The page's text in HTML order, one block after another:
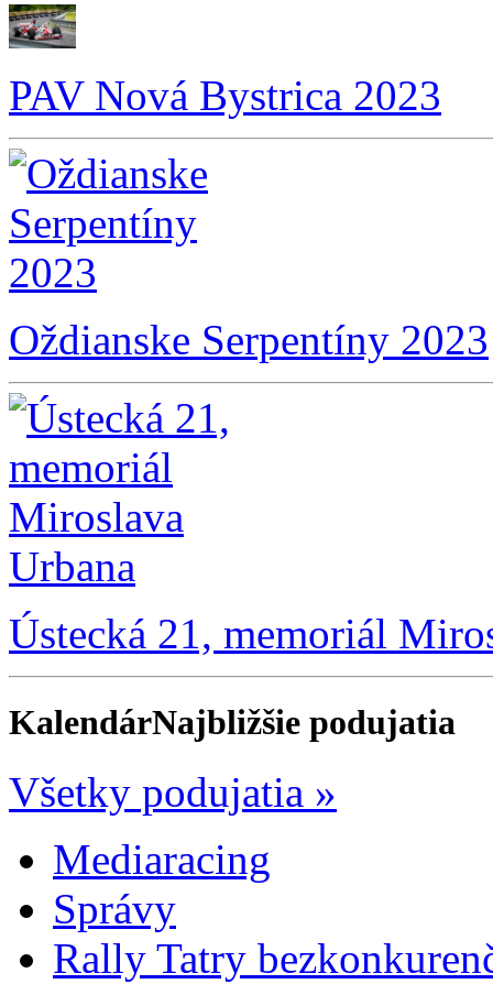
PAV Nová Bystrica 2023
Oždianske Serpentíny 2023
Ústecká 21, memoriál
KalendárNajbližšie podujatia
Všetky podujatia »
Mediaracing
Správy
Rally Tatry